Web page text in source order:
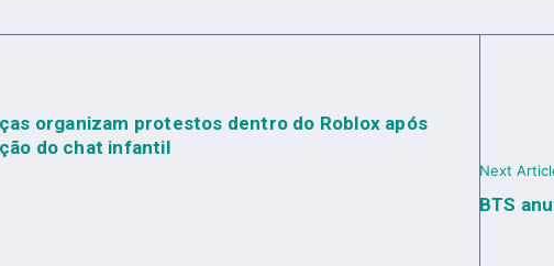
organizam protestos dentro do Roblox após
do chat infantil
Next
BTS